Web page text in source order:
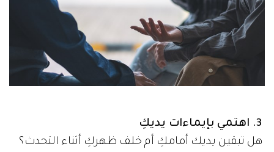
هل تبقين يديك أمامكِ أم خلف ظهركِ أثناء التحدث؟